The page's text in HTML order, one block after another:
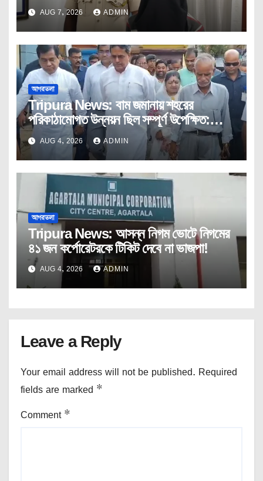
AUG 7, 2026 ADMIN
আগরতলা
Tripura News: বাম জমানায় শহরের
পরিকাঠামোগত উন্নয়ন ছিল সম্পূর্ণ উপেক্ষিত:
মুখ্যমন্ত্রী
AUG 4, 2026 ADMIN
আগরতলা
Tripura News: আসন্ন নিগম ভোটে নিগমের
৪১ জন কর্পোরেটরকে টিকিট দেবে না ভাজপা!
AUG 4, 2026 ADMIN
Leave a Reply
Your email address will not be published. Required
fields are marked *
Comment *